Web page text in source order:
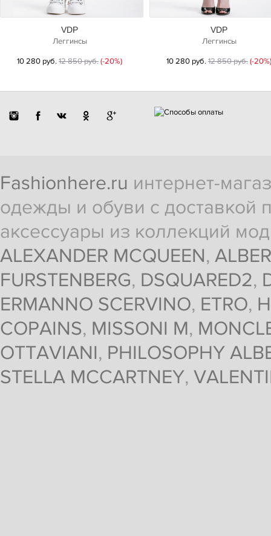
VDP
Леггинсы
10 280 руб.12 850 руб.(-20%)
VDP
Леггинсы
10 280 руб.12 850 руб.(-20%)
Fashionhere.ru интернет-
одежды и обуви с доставкой
аксессуары из коллекций
ALEXANDER MCQUEEN,
FURSTENBERG, DSQUARED2,
ERMANNO SCERVINO, ETRO,
COPAINS, MISSONI M,
OTTAVIANI, PHILOSOPHY
STELLA MCCARTNEY,